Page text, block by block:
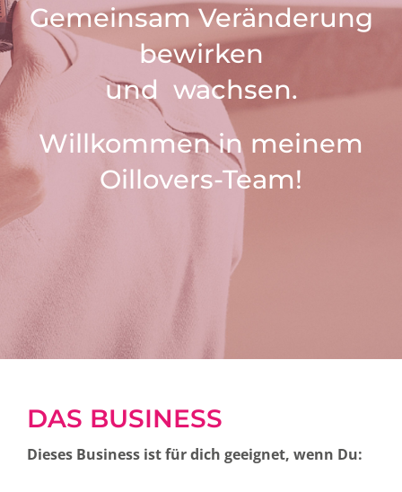
Gemeinsam Veränderung
bewirken
und wachsen.
Willkommen in meinem
Oillovers-Team!
DAS BUSINESS
Dieses Business ist für dich geeignet, wenn Du: